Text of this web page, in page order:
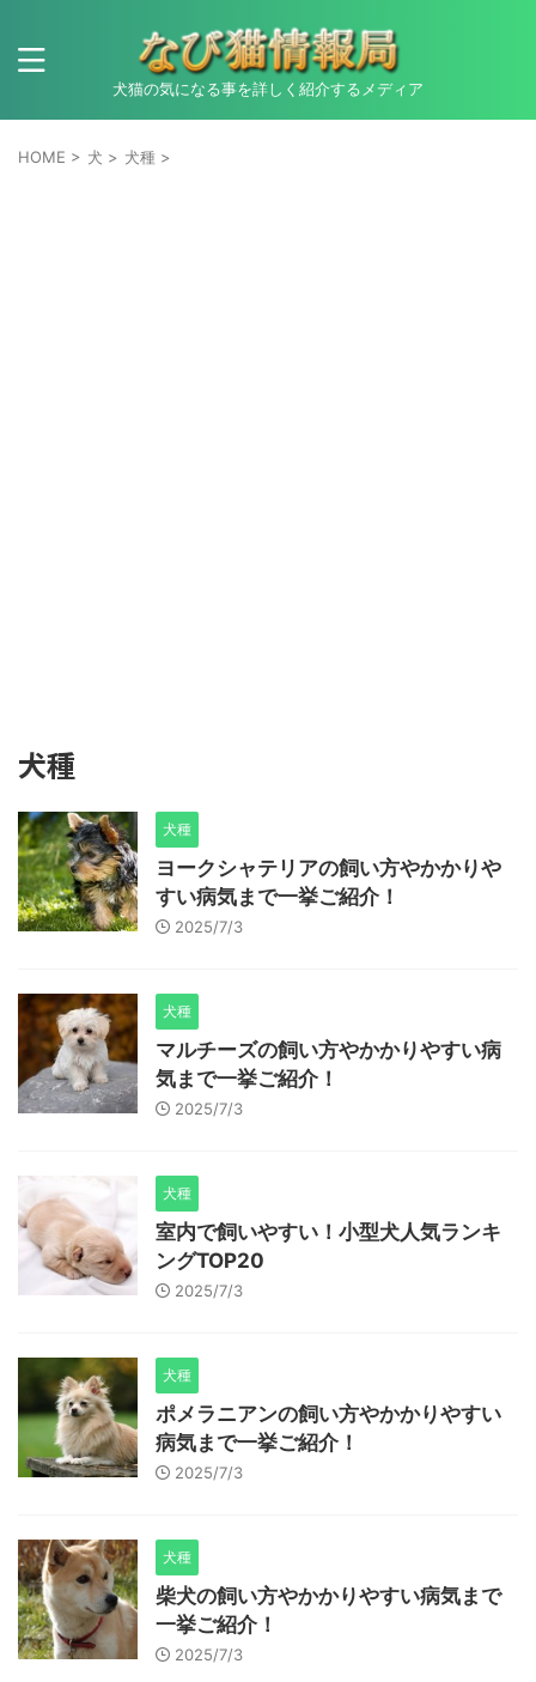
犬猫の気になる事を詳しく紹介するメディア
HOME > 犬 > 犬種 >
犬種
犬種
ヨークシャテリアの飼い方やかかりや
すい病気まで一挙ご紹介！
2025/7/3
犬種
マルチーズの飼い方やかかりやすい病
気まで一挙ご紹介！
2025/7/3
犬種
室内で飼いやすい！小型犬人気ランキ
ングTOP20
2025/7/3
犬種
ポメラニアンの飼い方やかかりやすい
病気まで一挙ご紹介！
2025/7/3
犬種
柴犬の飼い方やかかりやすい病気まで
一挙ご紹介！
2025/7/3